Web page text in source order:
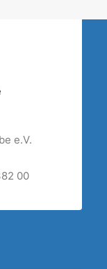
e.V.
00